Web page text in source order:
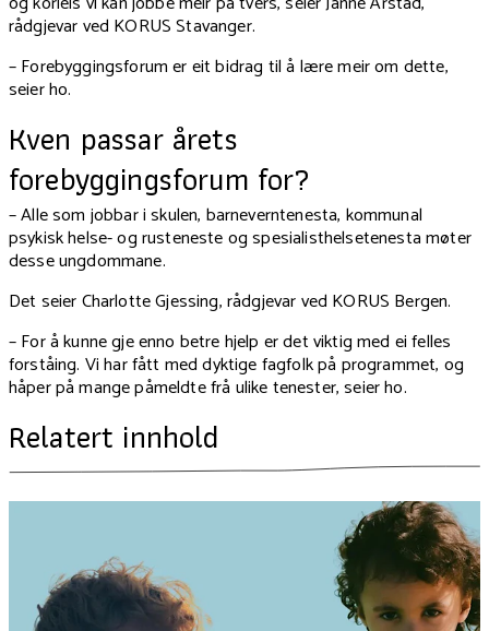
rådgjevar ved KORUS Stavanger.
– Forebyggingsforum er eit bidrag til å lære meir om dette,
seier ho.
Kven passar årets
forebyggingsforum for?
– Alle som jobbar i skulen, barneverntenesta, kommunal
psykisk helse- og rusteneste og spesialisthelsetenesta møter
desse ungdommane.
Det seier Charlotte Gjessing, rådgjevar ved KORUS Bergen.
– For å kunne gje enno betre hjelp er det viktig med ei felles
forståing. Vi har fått med dyktige fagfolk på programmet, og
håper på mange påmeldte frå ulike tenester, seier ho.
Relatert innhold